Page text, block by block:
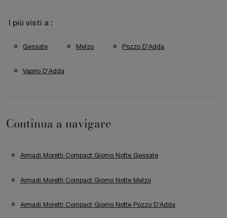
I più visti a :
Gessate Melzo Pozzo D'Adda
Vaprio D'Adda
Continua a navigare
Armadi Moretti Compact Giorno Notte Gessate
Armadi Moretti Compact Giorno Notte Melzo
Armadi Moretti Compact Giorno Notte Pozzo D'Adda